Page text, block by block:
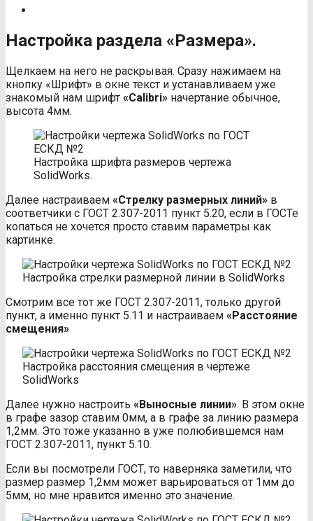
Настройка раздела «Размера».
Щелкаем на него не раскрывая. Сразу нажимаем на
кнопку «Шрифт» в окне текст и устанавливаем уже
знакомый нам шрифт «Calibri» начертание обычное,
высота 4мм.
Настройка шрифта размеров чертежа
SolidWorks.
Далее настраиваем «Стрелку размерных линий» в
соответчики с ГОСТ 2.307-2011 пункт 5.20, если в ГОСТе
копаться не хочется просто ставим параметры как
картинке.
Настройка стрелки размерной линии в SolidWorks
Смотрим все тот же ГОСТ 2.307-2011, только другой
пункт, а именно пункт 5.11 и настраиваем «Расстояние
смещения»
Настройка расстояния смещения в чертеже
SolidWorks
Далее нужно настроить «Выносные линии». В этом окне
в графе зазор ставим 0мм, а в графе за линию размера
1,2мм. Это тоже указанно в уже полюбившемся нам
ГОСТ 2.307-2011, пункт 5.10.
Если вы посмотрели ГОСТ, то наверняка заметили, что
размер размер 1,2мм может варьироваться от 1мм до
5мм, но мне нравится именно это значение.